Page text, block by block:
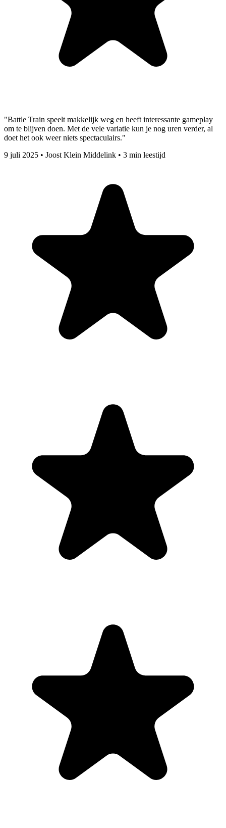
"Battle Train speelt makkelijk weg en heeft interessante gameplay
om te blijven doen. Met de vele variatie kun je nog uren verder, al
doet het ook weer niets spectaculairs."
9 juli 2025 • Joost Klein Middelink • 3 min leestijd